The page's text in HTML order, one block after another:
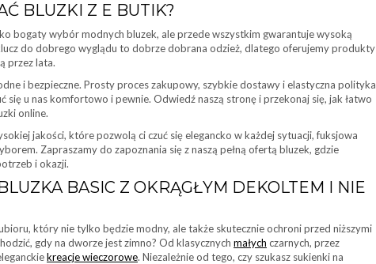
BLUZKI Z E BUTIK?
bogaty wybór modnych bluzek, ale przede wszystkim gwarantuje wysoką
do dobrego wyglądu to dobrze dobrana odzież, dlatego oferujemy produkty
przez lata.
i bezpieczne. Prosty proces zakupowy, szybkie dostawy i elastyczna polityka
się u nas komfortowo i pewnie. Odwiedź naszą stronę i przekonaj się, jak łatwo
online.
jakości, które pozwolą ci czuć się elegancko w każdej sytuacji, fuksjowa
Zapraszamy do zapoznania się z naszą pełną ofertą bluzek, gdzie
i okazji.
BASIC Z OKRĄGŁYM DEKOLTEM I NIE
który nie tylko będzie modny, ale także skutecznie ochroni przed niższymi
gdy na dworze jest zimno? Od klasycznych małych czarnych, przez
kreacje wieczorowe. Niezależnie od tego, czy szukasz sukienki na